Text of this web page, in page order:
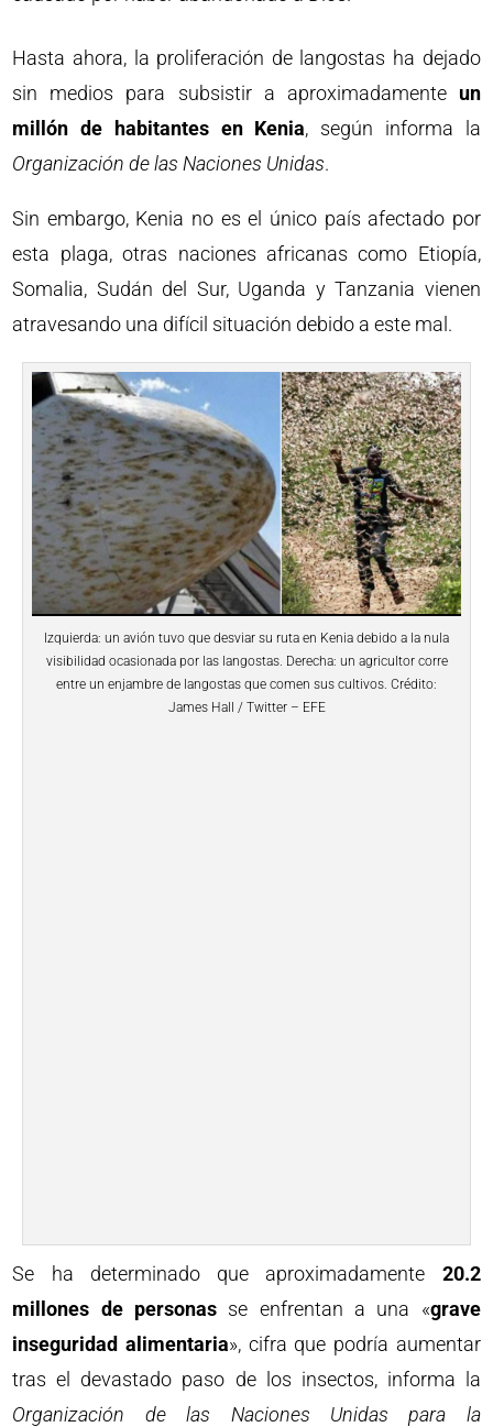
Hasta ahora, la proliferación de langostas ha dejado
sin medios para subsistir a aproximadamente un
millón de habitantes en Kenia, según informa la
Organización de las Naciones Unidas.
Sin embargo, Kenia no es el único país afectado por
esta plaga, otras naciones africanas como Etiopía,
Somalia, Sudán del Sur, Uganda y Tanzania vienen
atravesando una difícil situación debido a este mal.
Izquierda: un avión tuvo que desviar su ruta en Kenia debido a la nula
visibilidad ocasionada por las langostas. Derecha: un agricultor corre
entre un enjambre de langostas que comen sus cultivos. Crédito:
James Hall / Twitter – EFE
Se ha determinado que aproximadamente 20.2
millones de personasse enfrentan a una «grave
inseguridad alimentaria», cifra que podría aumentar
tras el devastado paso de los insectos, informa la
Organización de las Naciones Unidas para la